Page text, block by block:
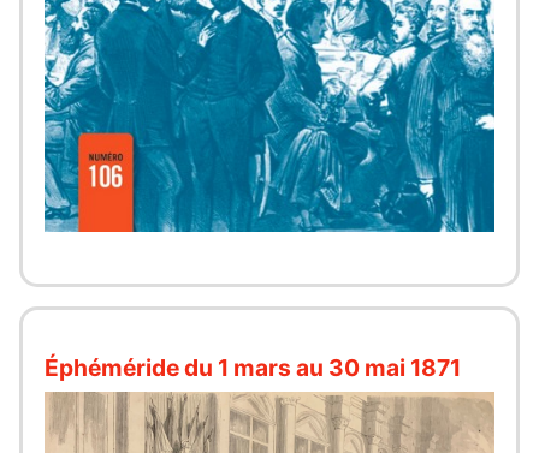
Éphéméride du 1 mars au 30 mai 1871